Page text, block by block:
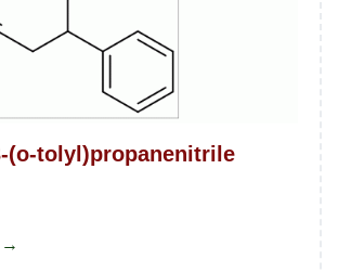
dihydropyridine-
(o-tolyl)propanenitrile
about